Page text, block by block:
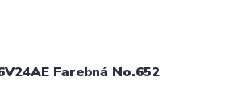
Farebná No.652